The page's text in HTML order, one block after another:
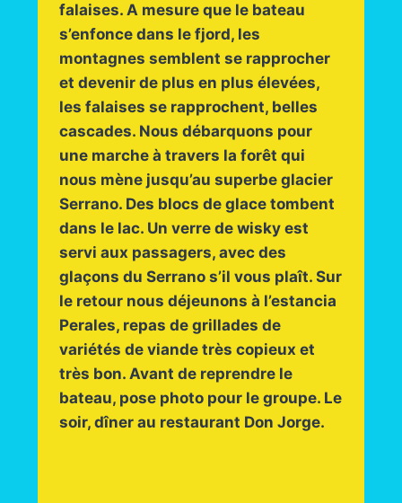
falaises. A mesure que le bateau
s’enfonce dans le fjord, les
montagnes semblent se rapprocher
et devenir de plus en plus élevées,
les falaises se rapprochent, belles
cascades. Nous débarquons pour
une marche à travers la forêt qui
nous mène jusqu’au superbe glacier
Serrano. Des blocs de glace tombent
dans le lac. Un verre de wisky est
servi aux passagers, avec des
glaçons du Serrano s’il vous plaît. Sur
le retour nous déjeunons à l’estancia
Perales, repas de grillades de
variétés de viande très copieux et
très bon. Avant de reprendre le
bateau, pose photo pour le groupe. Le
soir, dîner au restaurant Don Jorge.